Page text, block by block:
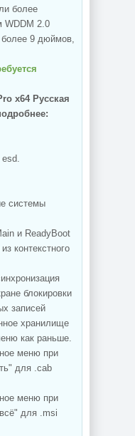
более
WDDM 2.0
9 дюймов,
x64 Русская
системы
и ReadyBoot
контекстного
блокировки
записей
хранилище
как раньше.
меню при
для .cab
меню при
для .msi